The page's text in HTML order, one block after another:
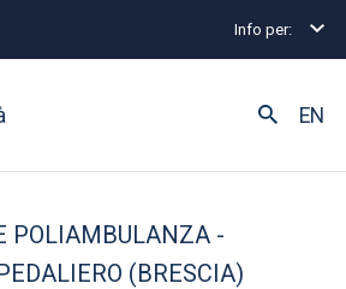
Info per:
EN
Infermieristica
E CHIRURGIA
POLIAMBULANZA -
(BRESCIA)